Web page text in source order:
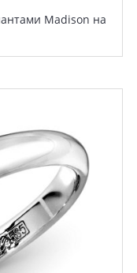
Madison на